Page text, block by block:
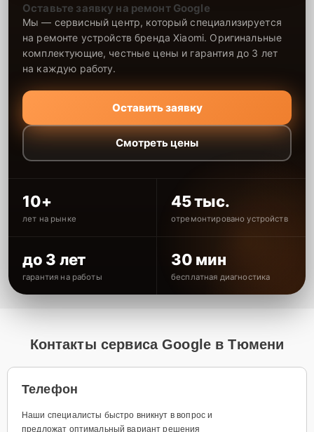
Оставьте заявку на ремонт Google
Мы — сервисный центр, который специализируется
на ремонте устройств бренда Xiaomi. Оригинальные
комплектующие, честные цены и гарантия до 3 лет
на каждую работу.
Оставить заявку
Смотреть цены
10+
лет на рынке
45 тыс.
отремонтировано устройств
до 3 лет
гарантия на работы
30 мин
бесплатная диагностика
Контакты сервиса Google в Тюмени
Телефон
Наши специалисты быстро вникнут в вопрос и
предложат оптимальный вариант решения